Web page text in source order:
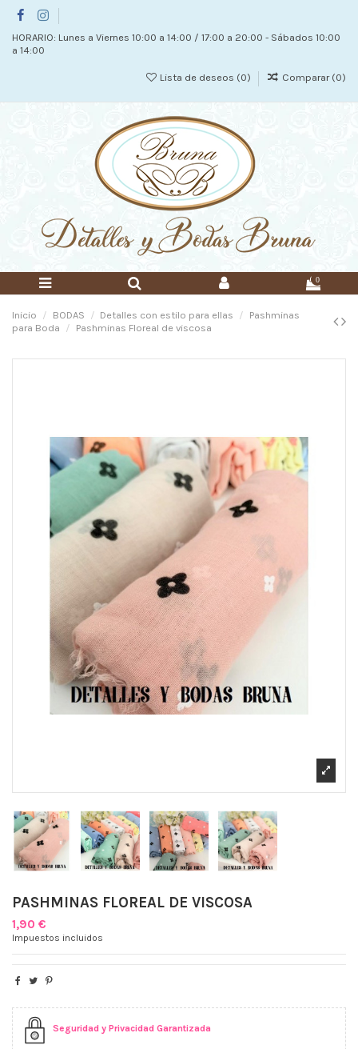
HORARIO: Lunes a Viernes 10:00 a 14:00 / 17:00 a 20:00 - Sábados 10:00
a 14:00
Lista de deseos (0) Comparar (0)
0
Inicio BODAS Detalles con estilo para ellas
Pashminas
para Boda
Pashminas Floreal de viscosa
PASHMINAS FLOREAL DE VISCOSA
1,90 €
Impuestos incluidos
Seguridad y Privacidad Garantizada